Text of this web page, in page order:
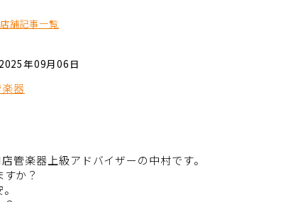
店舗記事一覧
年09月06日
器
管楽器上級アドバイザーの中村です。
か？